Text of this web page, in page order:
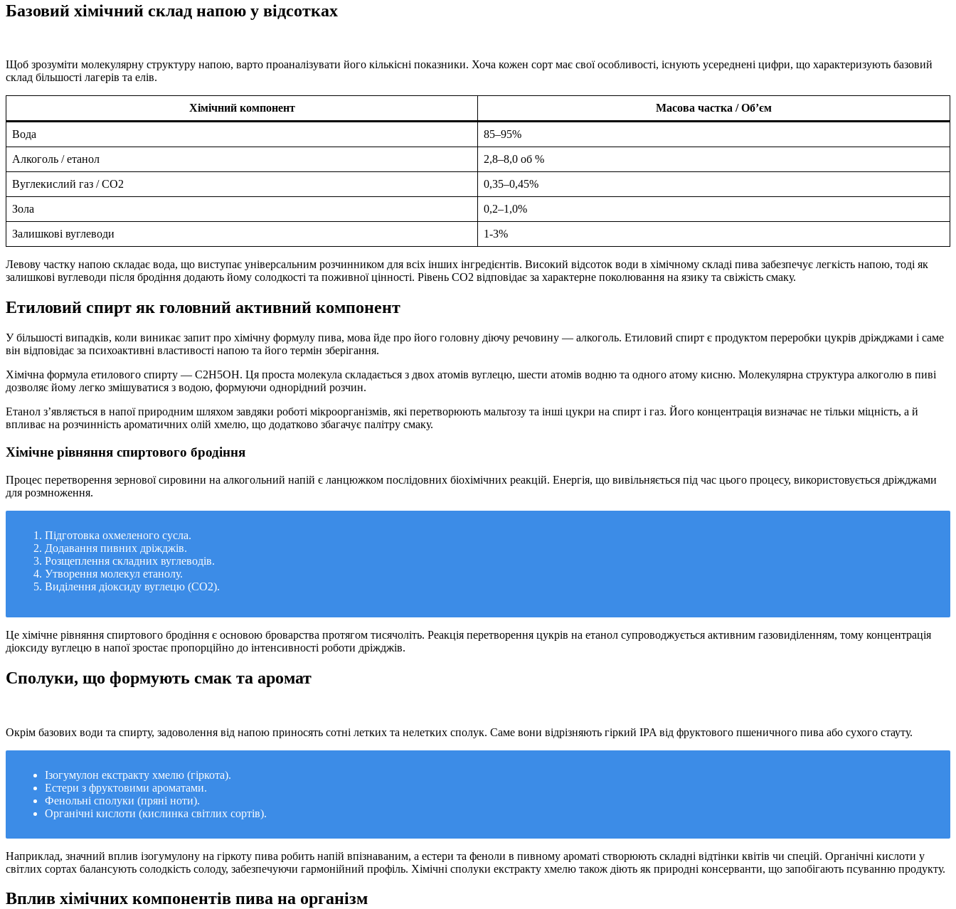
Базовий хімічний склад напою у відсотках
Щоб зрозуміти молекулярну структуру напою, варто проаналізувати його кількісні показники. Хоча кожен сорт має свої особливості, існують усереднені цифри, що характеризують базовий
склад більшості лагерів та елів.
Хімічний компонент Масова частка / Об’єм
Вода 85–95%
Алкоголь / етанол 2,8–8,0 об %
Вуглекислий газ / CO2 0,35–0,45%
Зола 0,2–1,0%
Залишкові вуглеводи 1-3%
Левову частку напою складає вода, що виступає універсальним розчинником для всіх інших інгредієнтів. Високий відсоток води в хімічному складі пива забезпечує легкість напою, тоді як
залишкові вуглеводи після бродіння додають йому солодкості та поживної цінності. Рівень CO2 відповідає за характерне поколювання на язику та свіжість смаку.
Етиловий спирт як головний активний компонент
У більшості випадків, коли виникає запит про хімічну формулу пива, мова йде про його головну діючу речовину — алкоголь. Етиловий спирт є продуктом переробки цукрів дріжджами і саме
він відповідає за психоактивні властивості напою та його термін зберігання.
Хімічна формула етилового спирту — C2H5OH. Ця проста молекула складається з двох атомів вуглецю, шести атомів водню та одного атому кисню. Молекулярна структура алкоголю в пиві
дозволяє йому легко змішуватися з водою, формуючи однорідний розчин.
Етанол з’являється в напої природним шляхом завдяки роботі мікроорганізмів, які перетворюють мальтозу та інші цукри на спирт і газ. Його концентрація визначає не тільки міцність, а й
впливає на розчинність ароматичних олій хмелю, що додатково збагачує палітру смаку.
Хімічне рівняння спиртового бродіння
Процес перетворення зернової сировини на алкогольний напій є ланцюжком послідовних біохімічних реакцій. Енергія, що вивільняється під час цього процесу, використовується дріжджами
для розмноження.
Підготовка охмеленого сусла.
Додавання пивних дріжджів.
Розщеплення складних вуглеводів.
Утворення молекул етанолу.
Виділення діоксиду вуглецю (CO2).
Це хімічне рівняння спиртового бродіння є основою броварства протягом тисячоліть. Реакція перетворення цукрів на етанол супроводжується активним газовиділенням, тому концентрація
діоксиду вуглецю в напої зростає пропорційно до інтенсивності роботи дріжджів.
Сполуки, що формують смак та аромат
Окрім базових води та спирту, задоволення від напою приносять сотні летких та нелетких сполук. Саме вони відрізняють гіркий IPA від фруктового пшеничного пива або сухого стауту.
Ізогумулон екстракту хмелю (гіркота).
Естери з фруктовими ароматами.
Фенольні сполуки (пряні ноти).
Органічні кислоти (кислинка світлих сортів).
Наприклад, значний вплив ізогумулону на гіркоту пива робить напій впізнаваним, а естери та феноли в пивному ароматі створюють складні відтінки квітів чи спецій. Органічні кислоти у
світлих сортах балансують солодкість солоду, забезпечуючи гармонійний профіль. Хімічні сполуки екстракту хмелю також діють як природні консерванти, що запобігають псуванню продукту.
Вплив хімічних компонентів пива на організм